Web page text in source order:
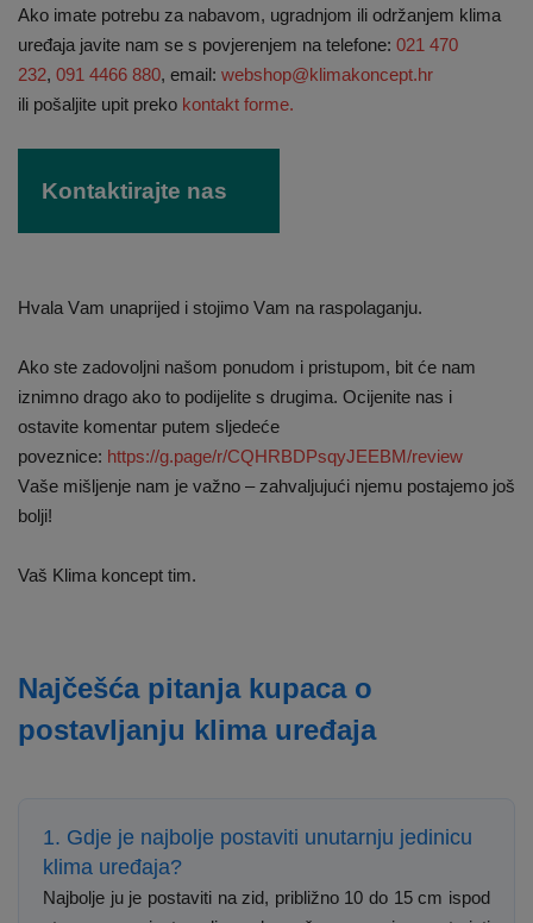
Ako imate potrebu za nabavom, ugradnjom ili održanjem klima
uređaja javite nam se s povjerenjem na telefone: 021 470
232, 091 4466 880, email: webshop@klimakoncept.hr
ili pošaljite upit preko kontakt forme.
Kontaktirajte nas
Hvala Vam unaprijed i stojimo Vam na raspolaganju.
Ako ste zadovoljni našom ponudom i pristupom, bit će nam
iznimno drago ako to podijelite s drugima. Ocijenite nas i
ostavite komentar putem sljedeće
poveznice: https://g.page/r/CQHRBDPsqyJEEBM/review
Vaše mišljenje nam je važno – zahvaljujući njemu postajemo još
bolji!
Vaš Klima koncept tim.
Najčešća pitanja kupaca o
postavljanju klima uređaja
1. Gdje je najbolje postaviti unutarnju jedinicu
klima uređaja?
Najbolje ju je postaviti na zid, približno 10 do 15 cm ispod